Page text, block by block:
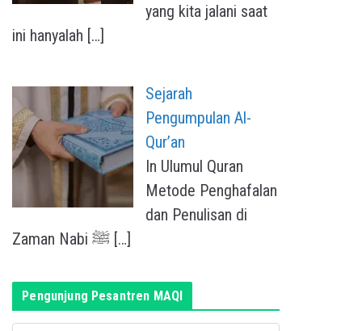
yang kita jalani saat
ini hanyalah […]
Sejarah
Pengumpulan Al-
Qur’an
In Ulumul Quran
Metode Penghafalan
dan Penulisan di
[…]
Pengunjung Pesantren MAQI